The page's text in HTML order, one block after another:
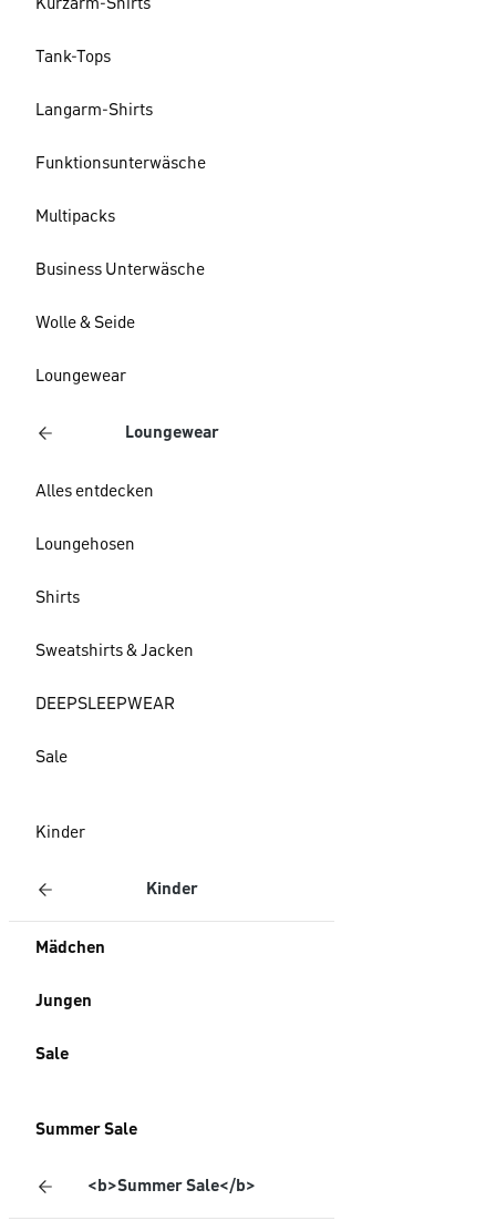
Kurzarm-Shirts
Tank-Tops
Langarm-Shirts
Funktionsunterwäsche
Multipacks
Business Unterwäsche
Wolle & Seide
Loungewear
Loungewear
Alles entdecken
Loungehosen
Shirts
Sweatshirts & Jacken
DEEPSLEEPWEAR
Sale
Kinder
Kinder
Mädchen
Jungen
Sale
Summer Sale
<b>Summer Sale</b>